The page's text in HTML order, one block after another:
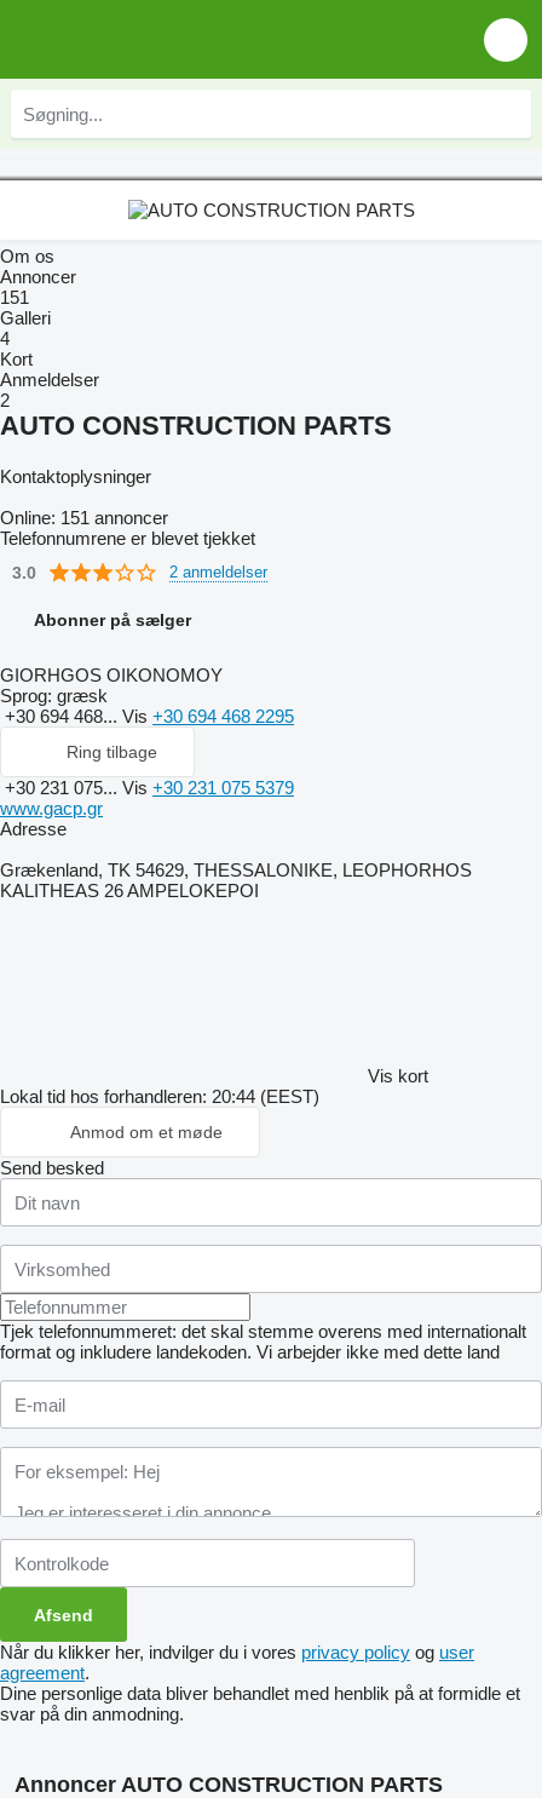
Om os
Annoncer
151
Galleri
4
Kort
Anmeldelser
2
AUTO CONSTRUCTION PARTS
Kontaktoplysninger
Online: 151 annoncer
Telefonnumrene er blevet tjekket
3.0 2 anmeldelser
Abonner på sælger
GIORHGOS OIKONOMOY
Sprog: græsk
+30 694 468... Vis +30 694 468 2295
Ring tilbage
+30 231 075... Vis +30 231 075 5379
www.gacp.gr
Adresse
Grækenland, TK 54629, THESSALONIKE, LEOPHORHOS
KALITHEAS 26 AMPELOKEPOI
Vis kort
Lokal tid hos forhandleren: 20:44 (EEST)
Anmod om et møde
Send besked
Tjek telefonnummeret: det skal stemme overens med internationalt
format og inkludere landekoden. Vi arbejder ikke med dette land
Når du klikker her, indvilger du i vores privacy policy og user
agreement.
Dine personlige data bliver behandlet med henblik på at formidle et
svar på din anmodning.
Annoncer AUTO CONSTRUCTION PARTS